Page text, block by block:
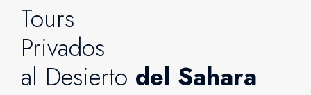
Tours
Privados
al Desierto del Sahara